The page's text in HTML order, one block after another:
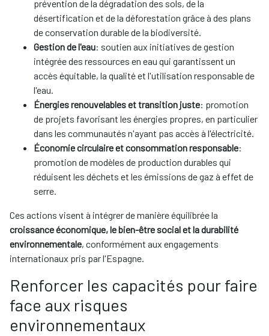
prévention de la dégradation des sols, de la
désertification et de la déforestation grâce à des plans
de conservation durable de la biodiversité.
Gestion de l'eau: soutien aux initiatives de gestion
intégrée des ressources en eau qui garantissent un
accès équitable, la qualité et l'utilisation responsable de
l'eau.
Énergies renouvelables et transition juste: promotion
de projets favorisant les énergies propres, en particulier
dans les communautés n'ayant pas accès à l'électricité.
Économie circulaire et consommation responsable:
promotion de modèles de production durables qui
réduisent les déchets et les émissions de gaz à effet de
serre.
Ces actions visent à intégrer de manière équilibrée la
croissance économique, le bien-être social et la durabilité
environnementale, conformément aux engagements
internationaux pris par l'Espagne.
Renforcer les capacités pour faire
face aux risques
environnementaux